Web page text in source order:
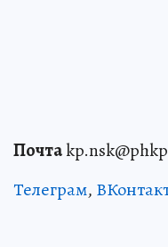
Почта
Телеграм,